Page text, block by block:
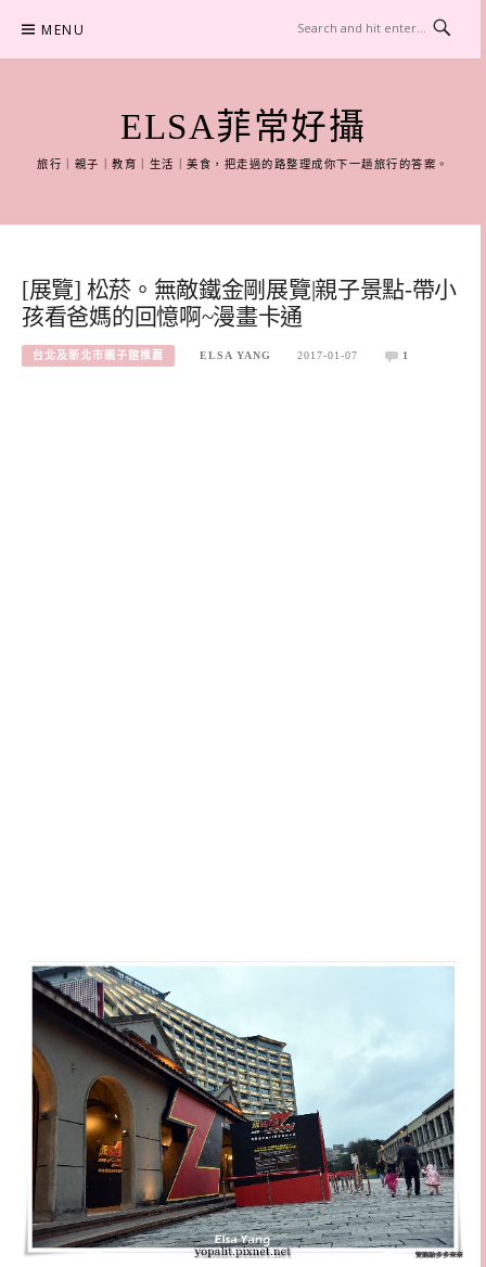
content
MENU
ELSA菲常好攝
旅行｜親子｜教育｜生活｜美食，把走過的路整理成你下一趟旅行的答案。
[展覽] 松菸。無敵鐵金剛展覽|親子景點-帶小
孩看爸媽的回憶啊~漫畫卡通
台北及新北市親子館推薦 ELSA YANG 2017-01-07 1